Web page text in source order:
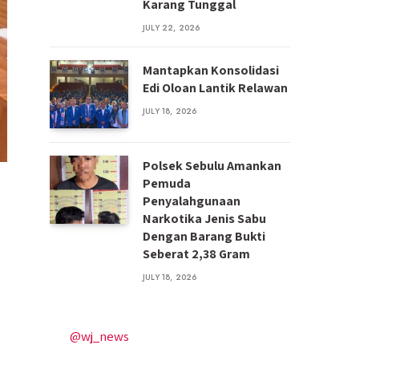
Karang Tunggal
JULY 22, 2026
Mantapkan Konsolidasi
Edi Oloan Lantik Relawan
JULY 18, 2026
Polsek Sebulu Amankan
Pemuda
Penyalahgunaan
Narkotika Jenis Sabu
Dengan Barang Bukti
Seberat 2,38 Gram
JULY 18, 2026
@wj_news